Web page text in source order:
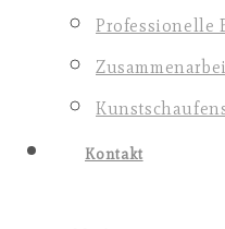
Professionelle
Kontakt